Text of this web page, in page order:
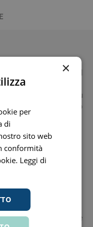
16 segni dell'età del
sensibile. Adatto su
pelle. Testato sotto
opposto.
ethane
×
per
di
sito web
conformità
Leggi di